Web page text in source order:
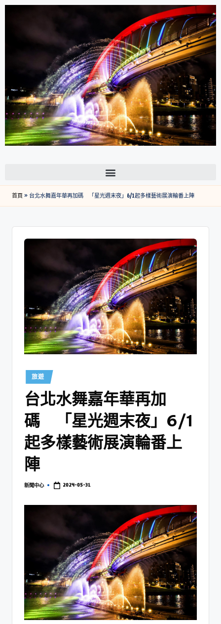
首頁» 台北水舞嘉年華再加碼 「星光週末夜」6/1起多樣藝術展演輪番上陣
旅遊
台北水舞嘉年華再加
碼 「星光週末夜」6/1
起多樣藝術展演輪番上
陣
新聞中心 2024-05-31